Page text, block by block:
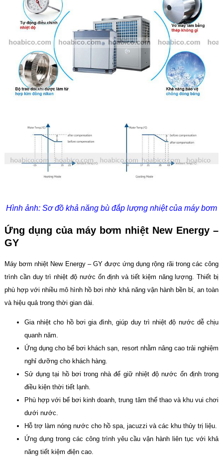
Hình ảnh: Sơ đồ khả năng bù đắp lượng nhiệt của máy bơm
Ứng dụng của máy bơm nhiệt New Energy –
GY
Máy bơm nhiệt New Energy – GY được ứng dụng rộng rãi trong các công
trình cần duy trì nhiệt độ nước ổn định và tiết kiệm năng lượng. Thiết bị
phù hợp với nhiều mô hình hồ bơi nhờ khả năng vận hành bền bỉ, an toàn
và hiệu quả trong thời gian dài.
Gia nhiệt cho hồ bơi gia đình, giúp duy trì nhiệt độ nước dễ chịu
quanh năm.
Ứng dụng cho bể bơi khách sạn, resort nhằm nâng cao trải nghiệm
nghỉ dưỡng cho khách hàng.
Sử dụng tại hồ bơi trong nhà để giữ nhiệt độ nước ổn định trong
điều kiện thời tiết lạnh.
Phù hợp với bể bơi kinh doanh, trung tâm thể thao và khu vui chơi
dưới nước.
Hỗ trợ làm nóng nước cho hồ spa, jacuzzi và các khu thủy trị liệu.
Ứng dụng trong các công trình yêu cầu vận hành liên tục với khả
năng tiết kiệm điện cao.